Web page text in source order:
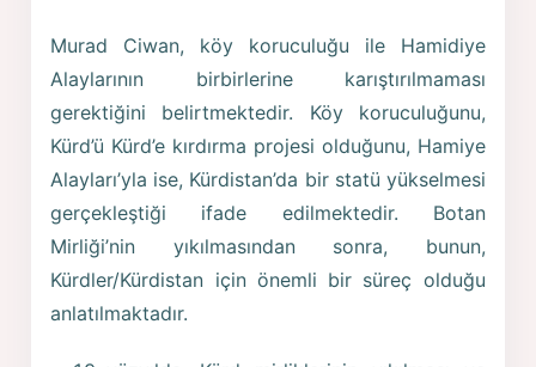
Murad Ciwan, köy koruculuğu ile Hamidiye
Alaylarının birbirlerine karıştırılmaması
gerektiğini belirtmektedir. Köy koruculuğunu,
Kürd’ü Kürd’e kırdırma projesi olduğunu, Hamiye
Alayları’yla ise, Kürdistan’da bir statü yükselmesi
gerçekleştiği ifade edilmektedir. Botan
Mirliği’nin yıkılmasından sonra, bunun,
Kürdler/Kürdistan için önemli bir süreç olduğu
anlatılmaktadır.